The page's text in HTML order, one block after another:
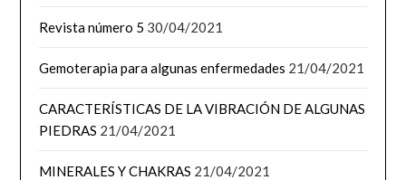
Revista número 5 30/04/2021
Gemoterapia para algunas enfermedades 21/04/2021
CARACTERÍSTICAS DE LA VIBRACIÓN DE ALGUNAS
PIEDRAS 21/04/2021
MINERALES Y CHAKRAS 21/04/2021